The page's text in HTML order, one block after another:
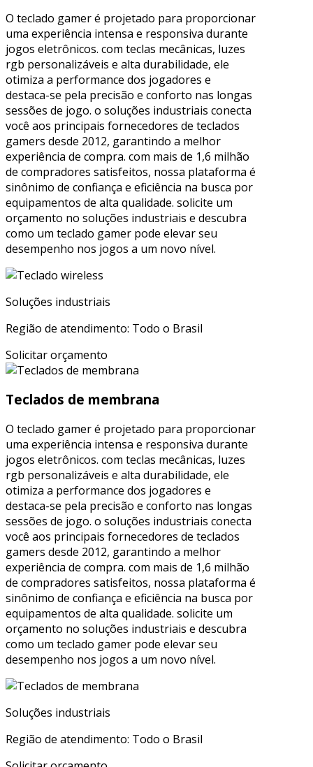
O teclado gamer é projetado para proporcionar
uma experiência intensa e responsiva durante
jogos eletrônicos. com teclas mecânicas, luzes
rgb personalizáveis e alta durabilidade, ele
otimiza a performance dos jogadores e
destaca-se pela precisão e conforto nas longas
sessões de jogo. o soluções industriais conecta
você aos principais fornecedores de teclados
gamers desde 2012, garantindo a melhor
experiência de compra. com mais de 1,6 milhão
de compradores satisfeitos, nossa plataforma é
sinônimo de confiança e eficiência na busca por
equipamentos de alta qualidade. solicite um
orçamento no soluções industriais e descubra
como um teclado gamer pode elevar seu
desempenho nos jogos a um novo nível.
Soluções industriais
Região de atendimento: Todo o Brasil
Solicitar orçamento
Teclados de membrana
O teclado gamer é projetado para proporcionar
uma experiência intensa e responsiva durante
jogos eletrônicos. com teclas mecânicas, luzes
rgb personalizáveis e alta durabilidade, ele
otimiza a performance dos jogadores e
destaca-se pela precisão e conforto nas longas
sessões de jogo. o soluções industriais conecta
você aos principais fornecedores de teclados
gamers desde 2012, garantindo a melhor
experiência de compra. com mais de 1,6 milhão
de compradores satisfeitos, nossa plataforma é
sinônimo de confiança e eficiência na busca por
equipamentos de alta qualidade. solicite um
orçamento no soluções industriais e descubra
como um teclado gamer pode elevar seu
desempenho nos jogos a um novo nível.
Soluções industriais
Região de atendimento: Todo o Brasil